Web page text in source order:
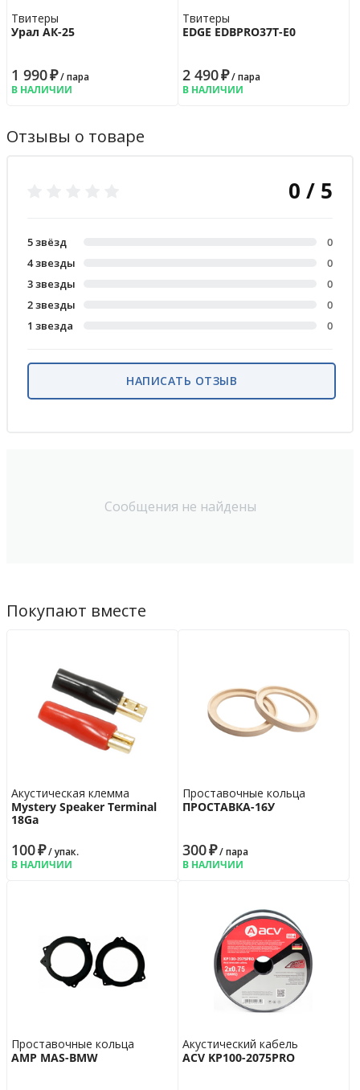
Твитеры
Урал АК-25
1 990₽/ пара
В НАЛИЧИИ
Твитеры
EDGE EDBPRO37T-E0
2 490₽/ пара
В НАЛИЧИИ
Отзывы о товаре
Сообщения не найдены
0 / 5
5 звёзд
0
4 звезды
0
3 звезды
0
2 звезды
0
1 звезда
0
НАПИСАТЬ ОТЗЫВ
Покупают вместе
Акустическая клемма
Mystery Speaker Terminal
18Ga
100₽/ упак.
В НАЛИЧИИ
Проставочные кольца
ПРОСТАВКА-16У
300₽/ пара
В НАЛИЧИИ
Проставочные кольца
AMP MAS-BMW
Акустический кабель
ACV KP100-2075PRO